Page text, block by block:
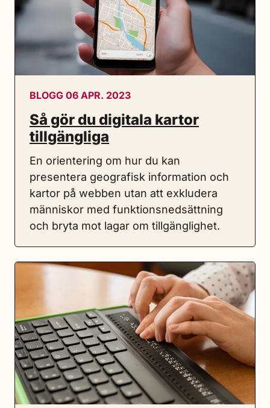
BLOGG 06 APR. 2023
Så gör du digitala kartor
tillgängliga
En orientering om hur du kan
presentera geografisk information och
kartor på webben utan att exkludera
människor med funktionsnedsättning
och bryta mot lagar om tillgänglighet.